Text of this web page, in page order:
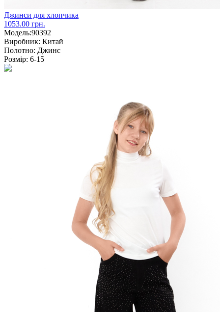
Джинси для хлопчика
1053.00 грн.
Модель:90392
Виробник: Китай
Полотно: Джинс
Розмір: 6-15